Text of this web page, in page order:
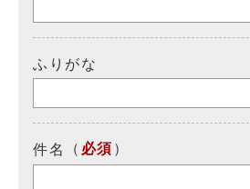
ふりがな
件名 （ 必須 ）